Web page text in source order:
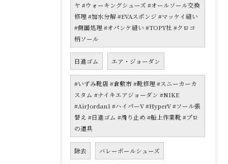
ヤ #ウォーキングシューズ #オールソール交換
修理 #加水分解 #EVAスポンジ #マッケイ縫い
#側面処理 #オパンケ縫い #TOPY社 #クロコ
柄ソール
日進ゴム エア・ジョーダン
#いずみ靴店 #倉敷市 #靴修理 #スニーカーカ
スタム #ナイキエアジョーダン #NIKE
#AirJordan1 #ハイパーV #HyperV #ソール張
替え #日進ゴム #滑り止め #船上作業靴 #プロ
の道具
除去 バレーボールシューズ